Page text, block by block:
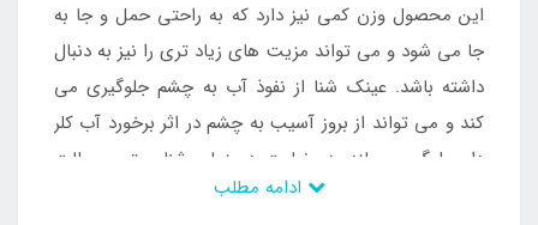
این محصول وزن کمی نیز دارد که به راحتی حمل و جا به
جا می شود و می تواند مزیت های زیاد تری را نیز به دنبال
داشته باشد. عینک شنا از نفوذ آب به چشم جلوگیری می
کند و می تواند از بروز آسیب به چشم در اثر برخورد آب کلر
دار جلوگیری سازد. در نهایت در زمان شنا بهترین حالت
ممکن را ایجاد می سازد تا بدون هر گونه مشکل بتوان از